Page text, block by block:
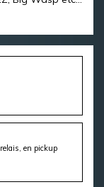
en pickup